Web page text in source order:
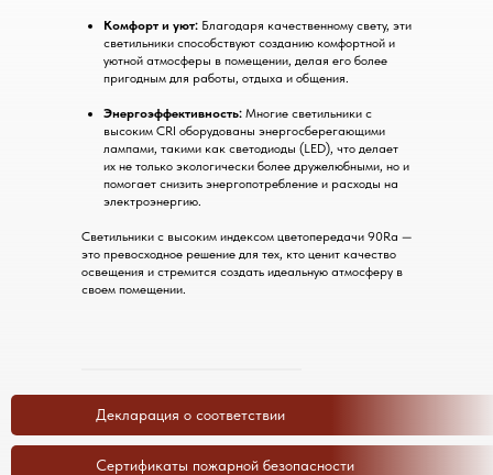
Комфорт и уют: Благодаря качественному свету, эти
светильники способствуют созданию комфортной и
уютной атмосферы в помещении, делая его более
пригодным для работы, отдыха и общения.
Энергоэффективность: Многие светильники с
высоким CRI оборудованы энергосберегающими
лампами, такими как светодиоды (LED), что делает
их не только экологически более дружелюбными, но и
помогает снизить энергопотребление и расходы на
электроэнергию.
Светильники с высоким индексом цветопередачи 90Ra —
это превосходное решение для тех, кто ценит качество
освещения и стремится создать идеальную атмосферу в
своем помещении.
Сертификаты пожарной безопасности
Декларация о соответствии